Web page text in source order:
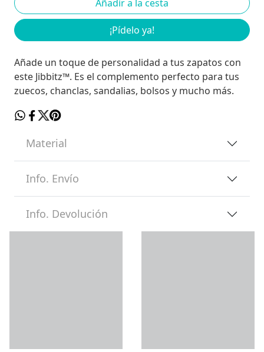
¡Pídelo ya!
Añade un toque de personalidad a tus zapatos con
este Jibbitz™. Es el complemento perfecto para tus
zuecos, chanclas, sandalias, bolsos y mucho más.
Material
Info. Envío
Info. Devolución